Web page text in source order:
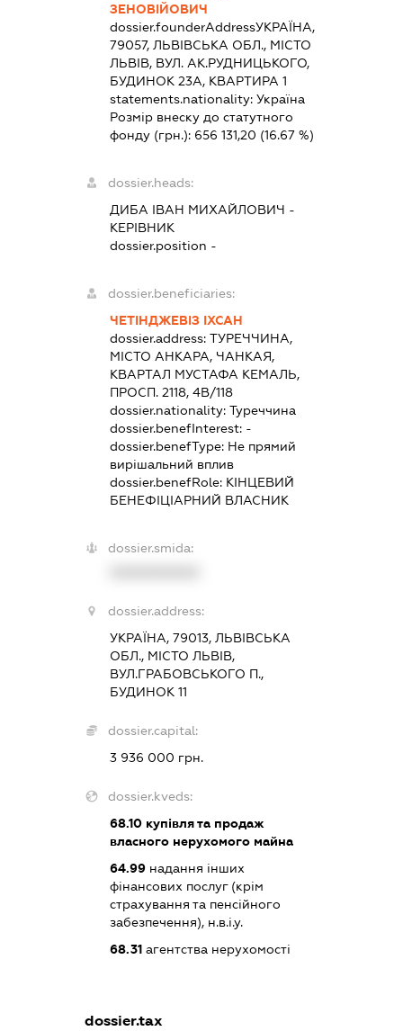
ЗЕНОВІЙОВИЧ
dossier.founderAddressУКРАЇНА,
79057, ЛЬВІВСЬКА ОБЛ., МІСТО
ЛЬВІВ, ВУЛ. АК.РУДНИЦЬКОГО,
БУДИНОК 23А, КВАРТИРА 1
statements.nationality:Україна
Розмір внеску до статутного
фонду (грн.): 656 131,20 (16.67 %)
dossier.heads:
ДИБА ІВАН МИХАЙЛОВИЧ -
КЕРІВНИК
dossier.position -
dossier.beneficiaries:
ЧЕТІНДЖЕВІЗ ІХСАН
dossier.address:ТУРЕЧЧИНА,
МІСТО АНКАРА, ЧАНКАЯ,
КВАРТАЛ МУСТАФА КЕМАЛЬ,
ПРОСП. 2118, 4В/118
dossier.nationality:Туреччина
dossier.benefInterest: -
dossier.benefType: Не прямий
вирішальний вплив
dossier.benefRole: КІНЦЕВИЙ
БЕНЕФІЦІАРНИЙ ВЛАСНИК
dossier.smida:
dossier.address:
УКРАЇНА, 79013, ЛЬВІВСЬКА
ОБЛ., МІСТО ЛЬВІВ,
ВУЛ.ГРАБОВСЬКОГО П.,
БУДИНОК 11
dossier.capital:
3 936 000 грн.
dossier.kveds:
68.10 купівля та продаж
власного нерухомого майна
64.99 надання інших
фінансових послуг (крім
страхування та пенсійного
забезпечення), н.в.і.у.
68.31 агентства нерухомості
dossier.tax